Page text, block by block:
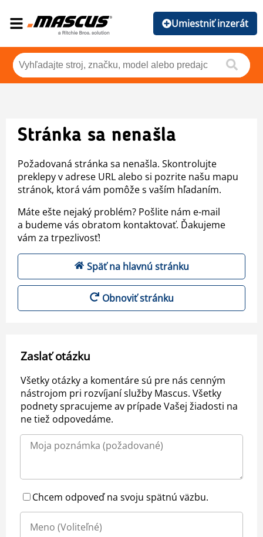
Umiestniť inzerát
Stránka sa nenašla
Požadovaná stránka sa nenašla. Skontrolujte
preklepy v adrese URL alebo si pozrite našu mapu
stránok, ktorá vám pomôže s vaším hľadaním.
Máte ešte nejaký problém? Pošlite nám e-mail
a budeme vás obratom kontaktovať. Ďakujeme
vám za trpezlivosť!
Späť na hlavnú stránku
Obnoviť stránku
Zaslať otázku
Všetky otázky a komentáre sú pre nás cenným
nástrojom pri rozvíjaní služby Mascus. Všetky
podnety spracujeme av prípade Vašej žiadosti na
ne tiež odpovedáme.
Chcem odpoveď na svoju spätnú väzbu.